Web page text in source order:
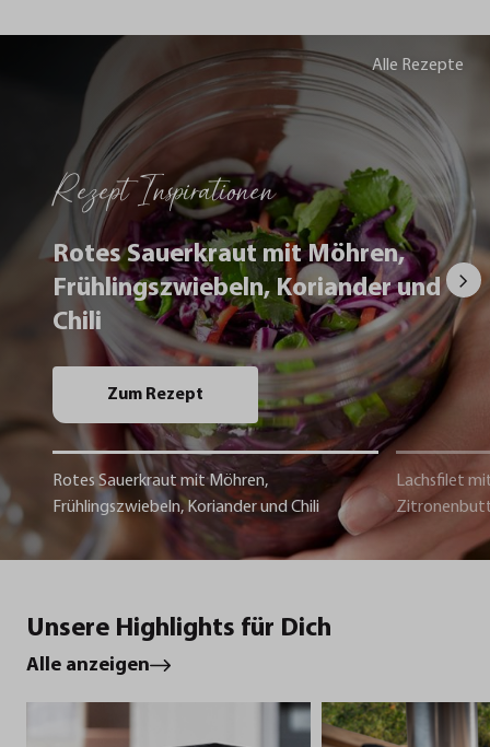
Rezept Inspirationen
Rotes Sauerkraut mit Möhren,
Frühlingszwiebeln, Koriander und
Chili
Zum Rezept
Rotes Sauerkraut mit Möhren,
Frühlingszwiebeln, Koriander und Chili
Lachsfilet
Alle Rezepte
Unsere Highlights für Dich
Alle anzeigen